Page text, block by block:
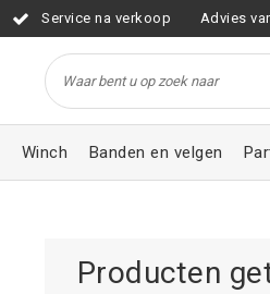
Service na verkoop Advies
Winch Banden en velgen
Producten